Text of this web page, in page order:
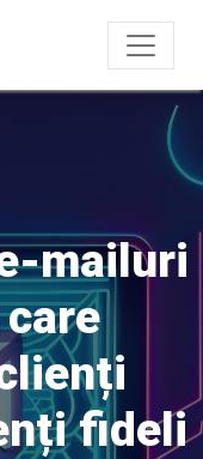
mailuri
fideli